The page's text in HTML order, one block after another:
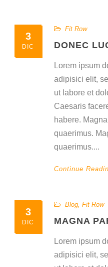
3
DIC
Fit Row
DONEC
Lorem ipsum
adipisici elit,
ut labore et
Caesaris
habere.
quaerimus.
quaerimus....
Continue
3
DIC
Blog, Fit Row
MAGNA
Lorem ipsum
adipisici elit,